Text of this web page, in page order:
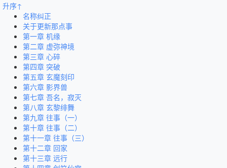
升序↑
名称纠正
关于更新那点事
第一章 机缘
第二章 虚弥神境
第三章 心碎
第四章 突破
第五章 玄魔刻印
第六章 影界兽
第七章 吾名，寂灭
第八章 玄黎绯舞
第九章 往事（一）
第十章 往事（二）
第十一章 往事（三）
第十二章 回家
第十三章 远行